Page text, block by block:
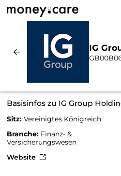
IG
Basisinfos zu IG Group
Sitz: Vereinigtes Königreich
Branche: Finanz- &
Versicherungswesen
Website